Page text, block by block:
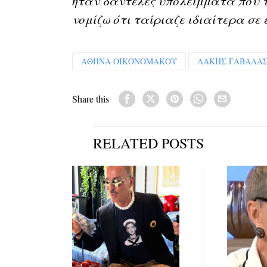
νομίζω ότι ταίριαζε ιδιαίτερα σε
ΑΘΗΝΑ ΟΙΚΟΝΟΜΑΚΟΥ ΛΑΚΗΣ
Share this
RELATED POSTS